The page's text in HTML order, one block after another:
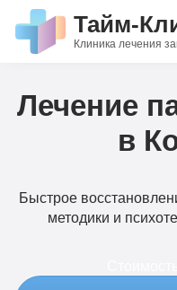
Тайм-
Клиника лечения
Лечение
в
Быстрое
методики и